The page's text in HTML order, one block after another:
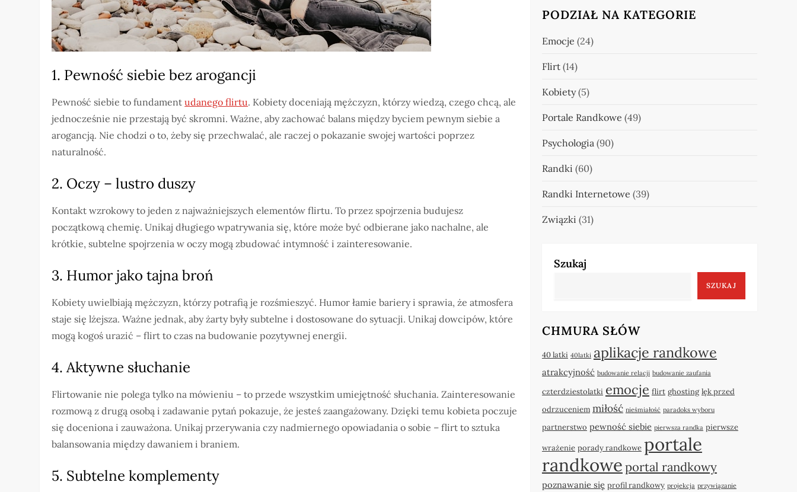
1. Pewność siebie bez arogancji
Pewność siebie to fundamentudanego flirtu. Kobiety doceniają mężczyzn, którzy wiedzą, czego chcą, ale
jednocześnie nie przestają być skromni. Ważne, aby zachować balans między byciem pewnym siebie a
arogancją. Nie chodzi o to, żeby się przechwalać, ale raczej o pokazanie swojej wartości poprzez
naturalność.
2. Oczy – lustro duszy
Kontakt wzrokowy to jeden z najważniejszych elementów flirtu. To przez spojrzenia budujesz
początkową chemię. Unikaj długiego wpatrywania się, które może być odbierane jako nachalne, ale
krótkie, subtelne spojrzenia w oczy mogą zbudować intymność i zainteresowanie.
3. Humor jako tajna broń
Kobiety uwielbiają mężczyzn, którzy potrafią je rozśmieszyć. Humor łamie bariery i sprawia, że atmosfera
staje się lżejsza. Ważne jednak, aby żarty były subtelne i dostosowane do sytuacji. Unikaj dowcipów, które
mogą kogoś urazić – flirt to czas na budowanie pozytywnej energii.
4. Aktywne słuchanie
Flirtowanie nie polega tylko na mówieniu – to przede wszystkim umiejętność słuchania. Zainteresowanie
rozmową z drugą osobą i zadawanie pytań pokazuje, że jesteś zaangażowany. Dzięki temu kobieta poczuje
się doceniona i zauważona. Unikaj przerywania czy nadmiernego opowiadania o sobie – flirt to sztuka
balansowania między dawaniem i braniem.
5. Subtelne komplementy
PODZIAŁ NA KATEGORIE
Emocje (24)
Flirt(14)
Kobiety(5)
Portale Randkowe (49)
Psychologia(90)
Randki (60)
Randki Internetowe (39)
Związki (31)
Szukaj
SZUKAJ
CHMURA SŁÓW
40 latki 40latki aplikacje randkowe
atrakcyjność budowanie relacji budowanie zaufania
czterdziestolatki emocje flirt ghosting lęk przed
odrzuceniem miłość nieśmiałość paradoks wyboru
partnerstwo pewność siebie pierwsza randka pierwsze
wrażenie porady randkowe portale
randkoweportal randkowy
poznawanie się profil randkowy projekcja przywiązanie